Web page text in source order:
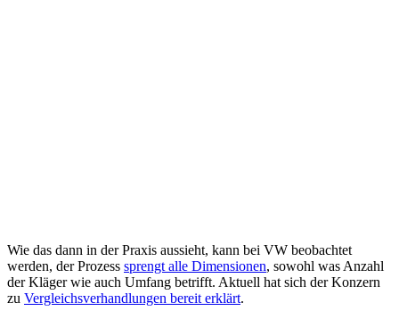
Wie das dann in der Praxis aussieht, kann bei VW beobachtet
werden, der Prozess sprengt alle Dimensionen, sowohl was Anzahl
der Kläger wie auch Umfang betrifft. Aktuell hat sich der Konzern
zu Vergleichsverhandlungen bereit erklärt.